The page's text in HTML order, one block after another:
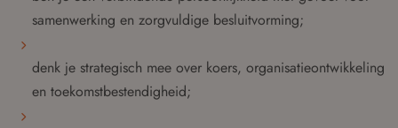
samenwerking en zorgvuldige besluitvorming;
denk je strategisch mee over koers, organisatieontwikkeling
en toekomstbestendigheid;